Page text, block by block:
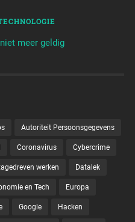
meer geldig
Autoriteit Persoonsgegevens
Coronavirus Cybercrime
werken Datalek
en Tech Europa
Google Hacken